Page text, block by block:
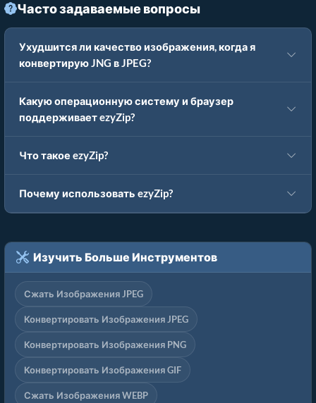
Часто задаваемые вопросы
Ухудшится ли качество изображения, когда я
конвертирую JNG в JPEG?
Какую операционную систему и браузер
поддерживает ezyZip?
Что такое ezyZip?
Почему использовать ezyZip?
Изучить Больше Инструментов
Сжать Изображения JPEG
Конвертировать Изображения JPEG
Конвертировать Изображения PNG
Конвертировать Изображения GIF
Сжать Изображения WEBP